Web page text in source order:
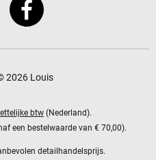
2026 Louis
btw (Nederland).
een bestelwaarde van € 70,00).
detailhandelsprijs.